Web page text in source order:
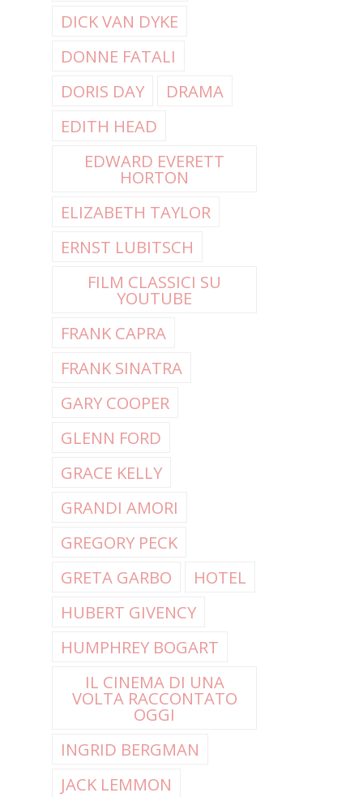
DICK VAN DYKE
DONNE FATALI
DORIS DAY
DRAMA
EDITH HEAD
EDWARD EVERETT
HORTON
ELIZABETH TAYLOR
ERNST LUBITSCH
FILM CLASSICI SU
YOUTUBE
FRANK CAPRA
FRANK SINATRA
GARY COOPER
GLENN FORD
GRACE KELLY
GRANDI AMORI
GREGORY PECK
GRETA GARBO
HOTEL
HUBERT GIVENCY
HUMPHREY BOGART
IL CINEMA DI UNA
VOLTA RACCONTATO
OGGI
INGRID BERGMAN
JACK LEMMON